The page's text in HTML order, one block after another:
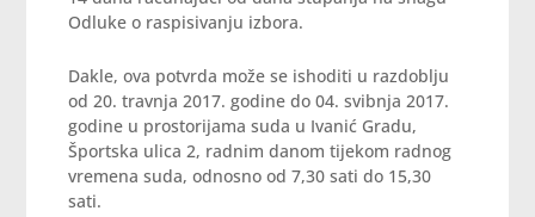
Odluke o raspisivanju izbora.
Dakle, ova potvrda može se ishoditi u razdoblju
od 20. travnja 2017. godine do 04. svibnja 2017.
godine u prostorijama suda u Ivanić Gradu,
Športska ulica 2, radnim danom tijekom radnog
vremena suda, odnosno od 7,30 sati do 15,30
sati.